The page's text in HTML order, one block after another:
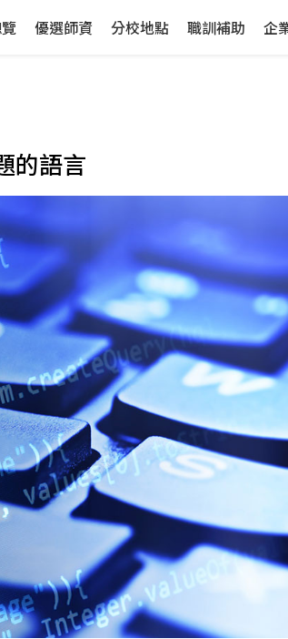
優選師資 分校地點 職訓補助 企
的語言